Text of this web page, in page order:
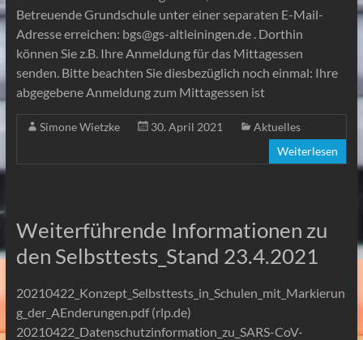
Betreuende Grundschule unter einer separaten E-Mail-
Adresse erreichen: bgs@gs-altleiningen.de . Dorthin
können Sie z.B. Ihre Anmeldung für das Mittagessen
senden. Bitte beachten Sie diesbezüglich noch einmal: Ihre
abgegebene Anmeldung zum Mittagessen ist
Simone Wietzke 30. April 2021
Aktuelles
Weiterlesen
Weiterführende Informationen zu
den Selbsttests_Stand 23.4.2021
20210422_Konzept_Selbsttests_in_Schulen_mit_Markierun
g_der_AEnderungen.pdf (rlp.de)
20210422_Datenschutzinformation_zu_SARS-CoV-